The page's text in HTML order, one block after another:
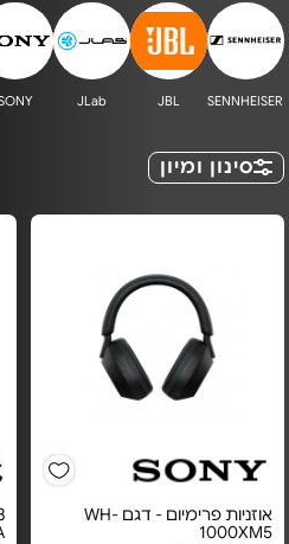
SENNHEISER
JBL
JLab
סינון ומיון
אוזניות פרימיום - דגם WH-
1000XM5